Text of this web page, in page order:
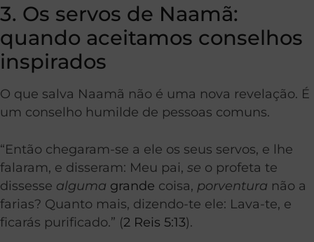
3. Os servos de Naamã:
quando aceitamos conselhos
inspirados
O que salva Naamã não é uma nova revelação. É
um conselho humilde de pessoas comuns.
“Então chegaram-se a ele os seus servos, e lhe
falaram, e disseram: Meu pai, se o profeta te
dissesse alguma grande coisa, porventura não a
farias? Quanto mais, dizendo-te ele: Lava-te, e
ficarás purificado.” (2 Reis 5:13).